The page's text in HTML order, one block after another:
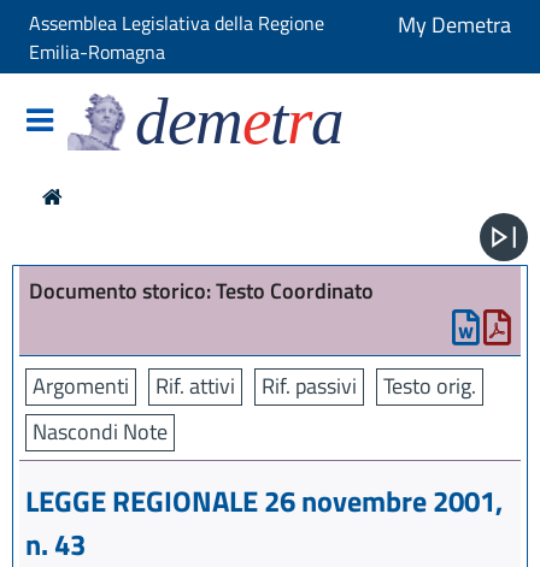
Assemblea Legislativa della Regione
Emilia-Romagna
My Demetra
demetra
Documento storico: Testo Coordinato
Argomenti Rif. attivi Rif. passivi
Testo orig.
Nascondi Note
LEGGE REGIONALE 26 novembre 2001,
n. 43